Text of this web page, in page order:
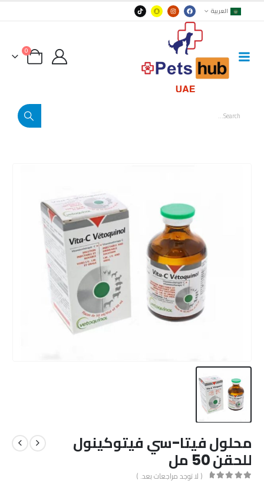
العربية
0
محلول فيتا-سي فيتوكينول
للحقن 50 مل
( لا توجد مراجعات بعد. )